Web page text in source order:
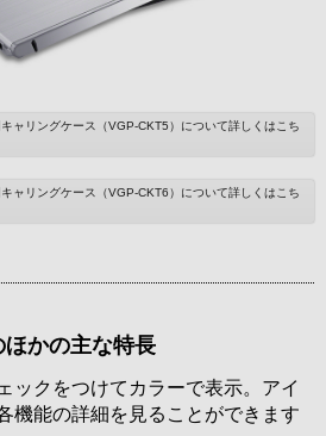
ャリングケース（VGP-CKT5）について詳しくはこち
ャリングケース（VGP-CKT6）について詳しくはこち
ほかの主な特長
ックをつけてカラーで表示。アイ
機能の詳細を見ることができます